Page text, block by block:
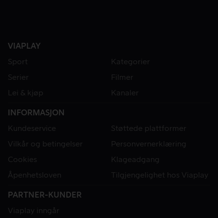
VIAPLAY
Sport
Kategorier
Serier
Filmer
Lei & kjøp
Kanaler
INFORMASJON
Kundeservice
Støttede plattformer
Vilkår og betingelser
Personvernerklæring
Cookies
Klageadgang
Åpenhetsloven
Tilgjengelighet hos Viaplay
PARTNER-KUNDER
Viaplay inngår